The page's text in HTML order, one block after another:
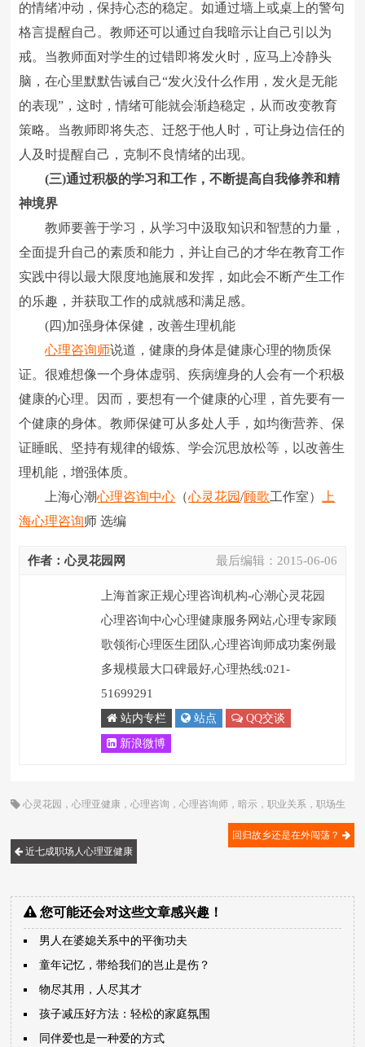
的情绪冲动，保持心态的稳定。如通过墙上或桌上的警句
格言提醒自己。教师还可以通过自我暗示让自己引以为
戒。当教师面对学生的过错即将发火时，应马上冷静头
脑，在心里默默告诫自己“发火没什么作用，发火是无能
的表现”，这时，情绪可能就会渐趋稳定，从而改变教育
策略。当教师即将失态、迁怒于他人时，可让身边信任的
人及时提醒自己，克制不良情绪的出现。
(三)通过积极的学习和工作，不断提高自我修养和精
神境界
教师要善于学习，从学习中汲取知识和智慧的力量，
全面提升自己的素质和能力，并让自己的才华在教育工作
实践中得以最大限度地施展和发挥，如此会不断产生工作
的乐趣，并获取工作的成就感和满足感。
(四)加强身体保健，改善生理机能
心理咨询师说道，健康的身体是健康心理的物质保
证。很难想像一个身体虚弱、疾病缠身的人会有一个积极
健康的心理。因而，要想有一个健康的心理，首先要有一
个健康的身体。教师保健可从多处人手，如均衡营养、保
证睡眠、坚持有规律的锻炼、学会沉思放松等，以改善生
理机能，增强体质。
上海心潮心理咨询中心 （心灵花园/顾歌工作室）
上
海心理咨询师 选编
最后编辑： 2015-06-06
作者：心灵花园网
上海首家正规心理咨询机构-心潮心灵花园
心理咨询中心心理健康服务网站,心理专家顾
歌领衔心理医生团队,心理咨询师成功案例最
多规模最大口碑最好,心理热线:021-
51699291
站内专栏 站点 QQ交谈
新浪微博
心灵花园 ，心理亚健康 ，心理咨询 ，心理咨询师 ， 暗示 ，职业关系 ，职场生
近七成职场人心理亚健康
回归故乡还是在外闯荡？
您可能还会对这些文章感兴趣！
男人在婆媳关系中的平衡功夫
童年记忆，带给我们的岂止是伤？
物尽其用，人尽其才
孩子减压好方法：轻松的家庭氛围
同伴爱也是一种爱的方式